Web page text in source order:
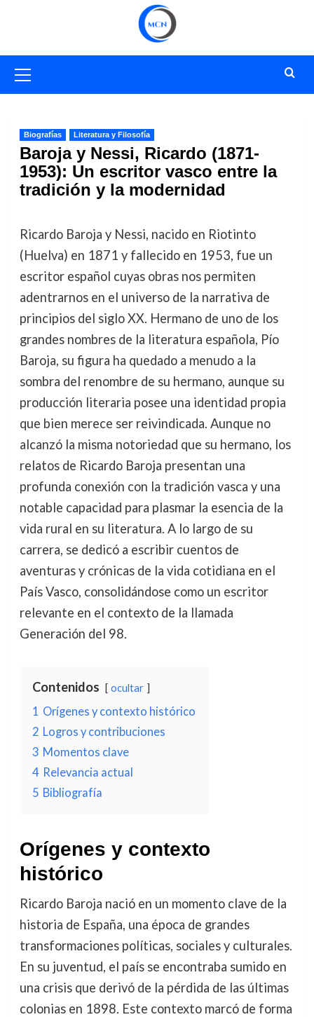
primario
Biografías Literatura y Filosofía
Baroja y Nessi, Ricardo (1871-
1953): Un escritor vasco entre la
tradición y la modernidad
Ricardo Baroja y Nessi, nacido en Riotinto
(Huelva) en 1871 y fallecido en 1953, fue un
escritor español cuyas obras nos permiten
adentrarnos en el universo de la narrativa de
principios del siglo XX. Hermano de uno de los
grandes nombres de la literatura española, Pío
Baroja, su figura ha quedado a menudo a la
sombra del renombre de su hermano, aunque su
producción literaria posee una identidad propia
que bien merece ser reivindicada. Aunque no
alcanzó la misma notoriedad que su hermano, los
relatos de Ricardo Baroja presentan una
profunda conexión con la tradición vasca y una
notable capacidad para plasmar la esencia de la
vida rural en su literatura. A lo largo de su
carrera, se dedicó a escribir cuentos de
aventuras y crónicas de la vida cotidiana en el
País Vasco, consolidándose como un escritor
relevante en el contexto de la llamada
Generación del 98.
Contenidos ocultar
1 Orígenes y contexto histórico
2 Logros y contribuciones
3 Momentos clave
4 Relevancia actual
5 Bibliografía
Orígenes y contexto
histórico
Ricardo Baroja nació en un momento clave de la
historia de España, una época de grandes
transformaciones políticas, sociales y culturales.
En su juventud, el país se encontraba sumido en
una crisis que derivó de la pérdida de las últimas
colonias en 1898. Este contexto marcó de forma